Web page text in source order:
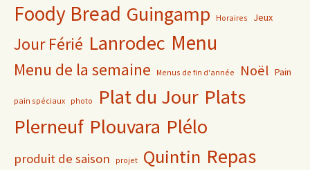
Foody Bread Guingamp Horaires Jeux
Jour Férié Lanrodec Menu
Menu de la semaine Menus de fin d'année Noël Pain
pain spéciaux photo Plat du Jour Plats
Plerneuf Plouvara Plélo
produit de saison projet Quintin Repas